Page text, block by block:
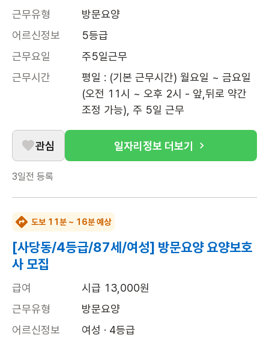
근무유형
방문요양
어르신정보
5등급
근무요일
주5일근무
근무시간
평일 : (기본 근무시간) 월요일 ~ 금요일
(오전 11시 ~ 오후 2시 - 앞,뒤로 약간
조정 가능), 주 5일 근무
관심 일자리정보 더보기
3일전 등록
도보 11분 ~ 16분 예상
[사당동/4등급/87세/여성] 방문요양 요양보호
사 모집
급여
시급 13,000원
근무유형
방문요양
어르신정보
여성 · 4등급